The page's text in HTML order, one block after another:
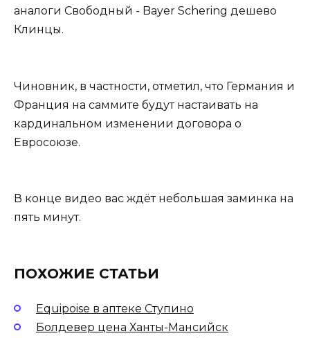
аналоги Свободный - Bayer Schering дешево
Клинцы.
Чиновник, в частности, отметил, что Германия и
Франция на саммите будут настаивать на
кардинальном изменении договора о
Евросоюзе.
В конце видео вас ждёт небольшая заминка на
пять минут.
ПОХОЖИЕ СТАТЬИ
Equipoise в аптеке Ступино
Болдевер цена Ханты-Мансийск